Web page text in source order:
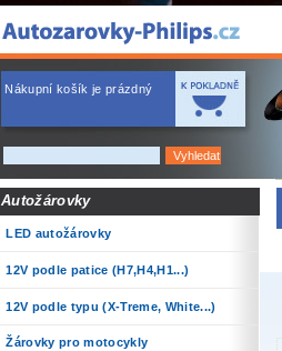
Nákupní košík je prázdný
Autožárovky
LED autožárovky
12V podle patice (H7,H4,H1...)
12V podle typu (X-Treme, White...)
Žárovky pro motocykly